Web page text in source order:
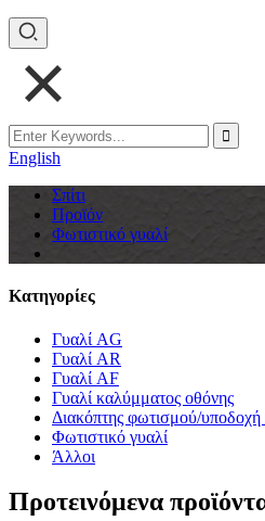
English
Σπίτι
Προϊόν
Φωτιστικό γυαλί
Κατηγορίες
Γυαλί AG
Γυαλί AR
Γυαλί AF
Γυαλί καλύμματος οθόνης
Διακόπτης φωτισμού/υποδοχή
Φωτιστικό γυαλί
Άλλοι
Προτεινόμενα